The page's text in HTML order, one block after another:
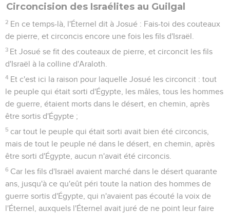
Circoncision des Israélites au Guilgal
2 En ce temps-là, l'Éternel dit à Josué : Fais-toi des couteaux
de pierre, et circoncis encore une fois les fils d'Israël.
3 Et Josué se fit des couteaux de pierre, et circoncit les fils
d'Israël à la colline d'Araloth.
4 Et c'est ici la raison pour laquelle Josué les circoncit : tout
le peuple qui était sorti d'Égypte, les mâles, tous les hommes
de guerre, étaient morts dans le désert, en chemin, après
être sortis d'Égypte ;
5 car tout le peuple qui était sorti avait bien été circoncis,
mais de tout le peuple né dans le désert, en chemin, après
être sorti d'Égypte, aucun n'avait été circoncis.
6 Car les fils d'Israël avaient marché dans le désert quarante
ans, jusqu'à ce qu'eût péri toute la nation des hommes de
guerre sortis d'Égypte, qui n'avaient pas écouté la voix de
l'Éternel, auxquels l'Éternel avait juré de ne point leur faire